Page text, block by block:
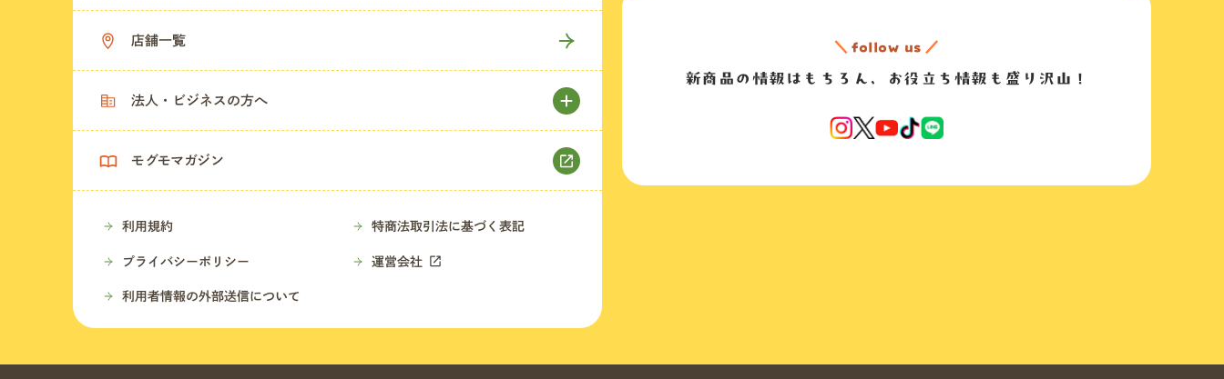
店舗一覧
法人・ビジネスの方へ
モグモマガジン
利用規約 特商法取引法に基づく表記
プライバシーポリシー 運営会社
利用者情報の外部送信について
＼ follow us ／
新商品の情報はもちろん、 お役立ち情報も盛り沢山！